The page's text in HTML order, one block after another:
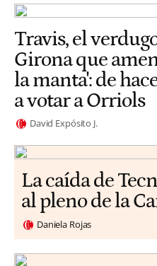
Travis, el
Girona que
la manta': de
a votar a Orriols
David Expósito J.
La caída de
al pleno de la
Daniela Rojas